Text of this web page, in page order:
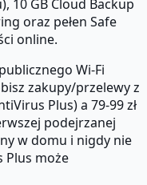
10 GB Cloud Backup
oraz pełen Safe
online.
Wi-Fi
zakupy/przelewy z
Plus) a 79-99 zł
podejrzanej
w domu i nigdy nie
Plus może